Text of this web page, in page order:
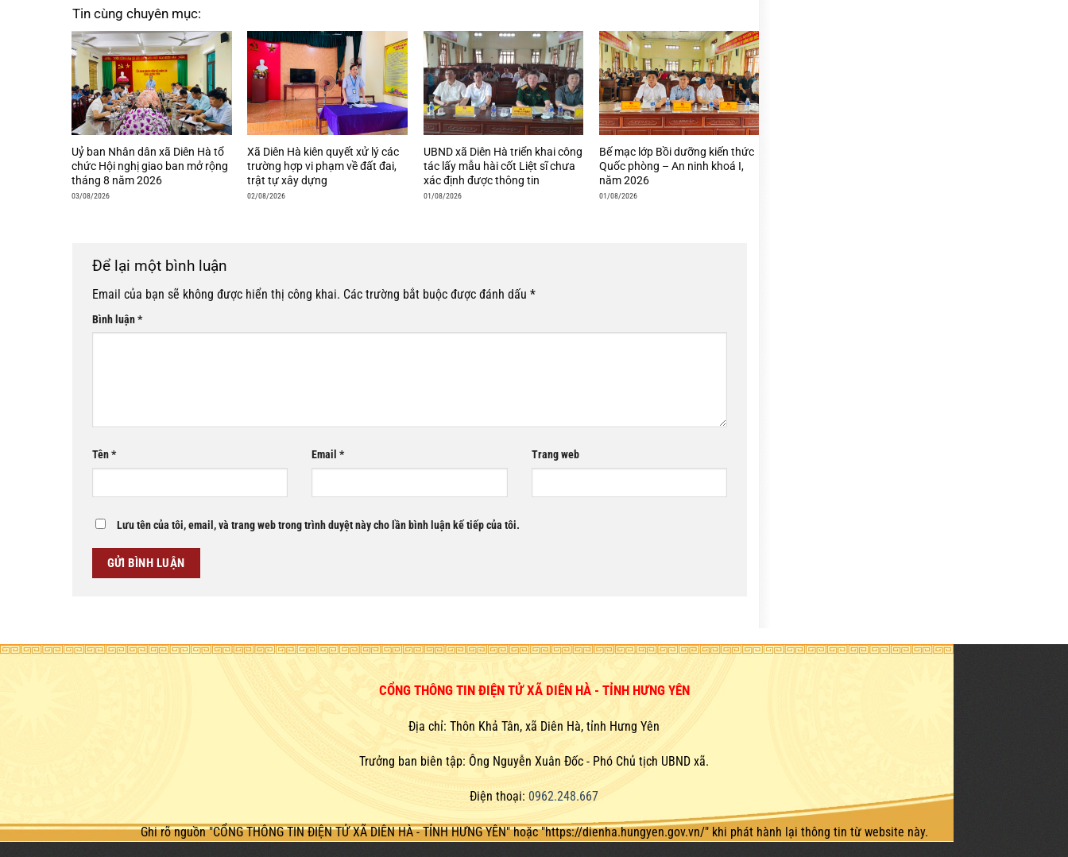
Tin cùng chuyên mục:
Uỷ ban Nhân dân xã Diên Hà tổ
chức Hội nghị giao ban mở rộng
tháng 8 năm 2026
03/08/2026
Xã Diên Hà kiên quyết xử lý các
trường hợp vi phạm về đất đai,
trật tự xây dựng
02/08/2026
UBND xã Diên Hà triển khai công
tác lấy mẫu hài cốt Liệt sĩ chưa
xác định được thông tin
01/08/2026
Bế mạc lớp Bồi dưỡng kiến thức
Quốc phòng – An ninh khoá I,
năm 2026
01/08/2026
Để lại một bình luận
Email của bạn sẽ không được hiển thị công khai. Các trường bắt buộc được đánh dấu *
Bình luận*
Tên* Email* Trang web
Lưu tên của tôi, email, và trang web trong trình duyệt này cho lần bình luận kế tiếp của tôi.
CỔNG THÔNG TIN ĐIỆN TỬ XÃ DIÊN HÀ - TỈNH HƯNG YÊN
Địa chỉ: Thôn Khả Tân, xã Diên Hà, tỉnh Hưng Yên
Trưởng ban biên tập: Ông Nguyễn Xuân Đốc - Phó Chủ tịch UBND xã.
Điện thoại: 0962.248.667
Ghi rõ nguồn "CỔNG THÔNG TIN ĐIỆN TỬ XÃ DIÊN HÀ - TỈNH HƯNG YÊN" hoặc"https://dienha.hungyen.gov.vn/" khi phát hành lại thông tin từ website này.